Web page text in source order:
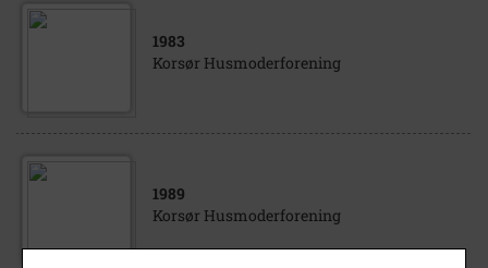
1983
Korsør Husmoderforening
1989
Korsør Husmoderforening